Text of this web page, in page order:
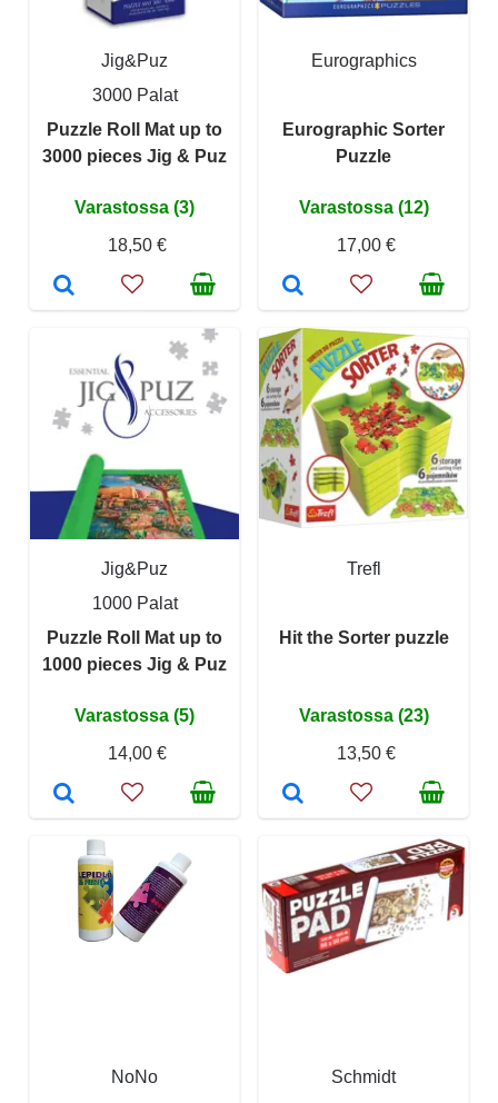
Jig&Puz
3000 Palat
Puzzle Roll Mat up to
3000 pieces Jig & Puz
Varastossa (3)
18,50 €
Eurographics
Eurographic Sorter
Puzzle
Varastossa (12)
17,00 €
Jig&Puz
1000 Palat
Puzzle Roll Mat up to
1000 pieces Jig & Puz
Varastossa (5)
14,00 €
Trefl
Hit the Sorter puzzle
Varastossa (23)
13,50 €
NoNo
Schmidt